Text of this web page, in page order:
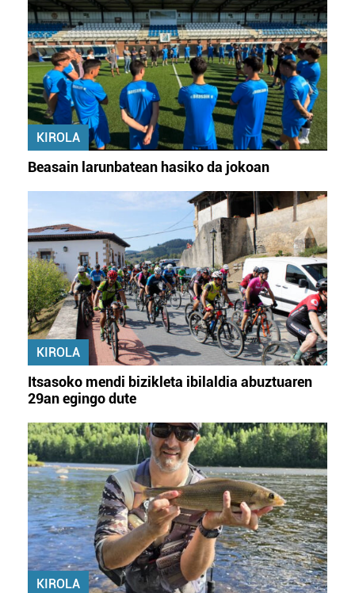
KIROLA
Beasain larunbatean hasiko da jokoan
KIROLA
Itsasoko mendi bizikleta ibilaldia abuztuaren
29an egingo dute
KIROLA